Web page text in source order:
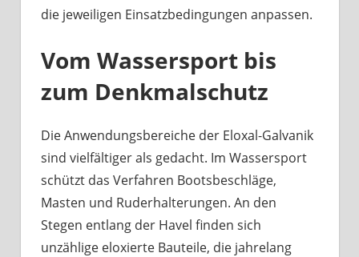
die jeweiligen Einsatzbedingungen anpassen.
Vom Wassersport bis
zum Denkmalschutz
Die Anwendungsbereiche der Eloxal-Galvanik
sind vielfältiger als gedacht. Im Wassersport
schützt das Verfahren Bootsbeschläge,
Masten und Ruderhalterungen. An den
Stegen entlang der Havel finden sich
unzählige eloxierte Bauteile, die jahrelang